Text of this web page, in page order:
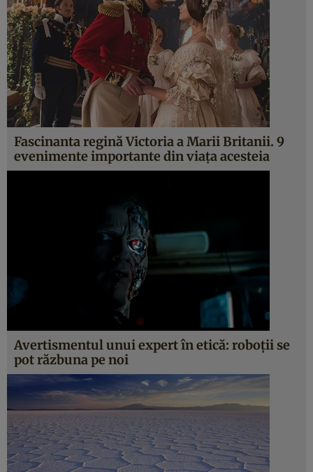
Fascinanta regină Victoria a Marii Britanii. 9
evenimente importante din viaţa acesteia
Avertismentul unui expert în etică: roboţii se
pot răzbuna pe noi